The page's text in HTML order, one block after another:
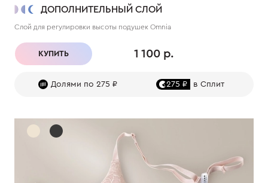
ДОПОЛНИТЕЛЬНЫЙ СЛОЙ
Слой для регулировки высоты подушек Omnia
КУПИТЬ 1 100 р.
Долями по 275 ₽ 275 ₽ в Сплит